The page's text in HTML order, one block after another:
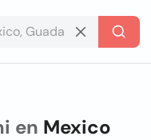
en Mexico